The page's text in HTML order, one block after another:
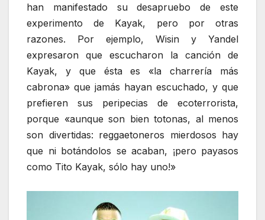
han manifestado su desapruebo de este
experimento de Kayak, pero por otras
razones. Por ejemplo, Wisin y Yandel
expresaron que escucharon la canción de
Kayak, y que ésta es «la charrería más
cabrona» que jamás hayan escuchado, y que
prefieren sus peripecias de ecoterrorista,
porque «aunque son bien totonas, al menos
son divertidas: reggaetoneros mierdosos hay
que ni botándolos se acaban, ¡pero payasos
como Tito Kayak, sólo hay uno!»